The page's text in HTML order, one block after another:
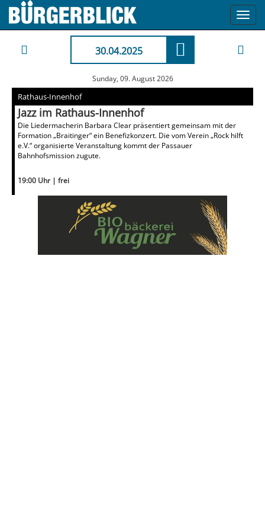
30.04.2025
Sunday, 09. August 2026
Rathaus-Innenhof
Jazz im Rathaus-Innenhof
Die Liedermacherin Barbara Clear präsentiert gemeinsam mit der
Formation „Braitinger“ ein Benefizkonzert. Die vom Verein „Rock hilft
e.V.“ organisierte Veranstaltung kommt der Passauer
Bahnhofsmission zugute.
19:00 Uhr | frei